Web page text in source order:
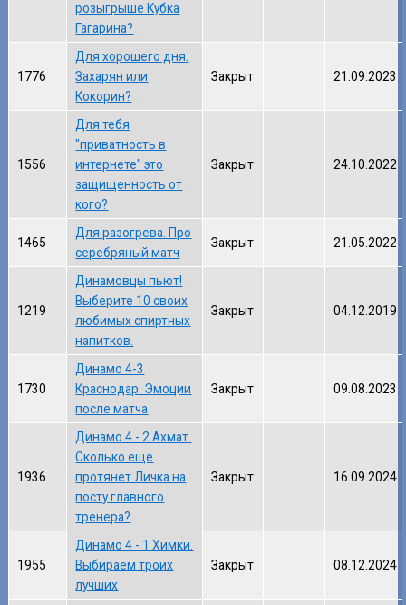
розыгрыше Кубка
Гагарина?
1776
Для хорошего дня.
Захарян или
Кокорин?
Закрыт 21.09.2023
1556
Для тебя
"приватность в
интернете" это
защищенность от
кого?
Закрыт 24.10.2022
1465
Для разогрева. Про
серебряный матч
Закрыт 21.05.2022
1219
Динамовцы пьют!
Выберите 10 своих
любимых спиртных
напитков.
Закрыт 04.12.2019
1730
Динамо 4-3
Краснодар. Эмоции
после матча
Закрыт 09.08.2023
1936
Динамо 4 - 2 Ахмат.
Сколько еще
протянет Личка на
посту главного
тренера?
Закрыт 16.09.2024
1955
Динамо 4 - 1 Химки.
Выбираем троих
лучших
Закрыт 08.12.2024